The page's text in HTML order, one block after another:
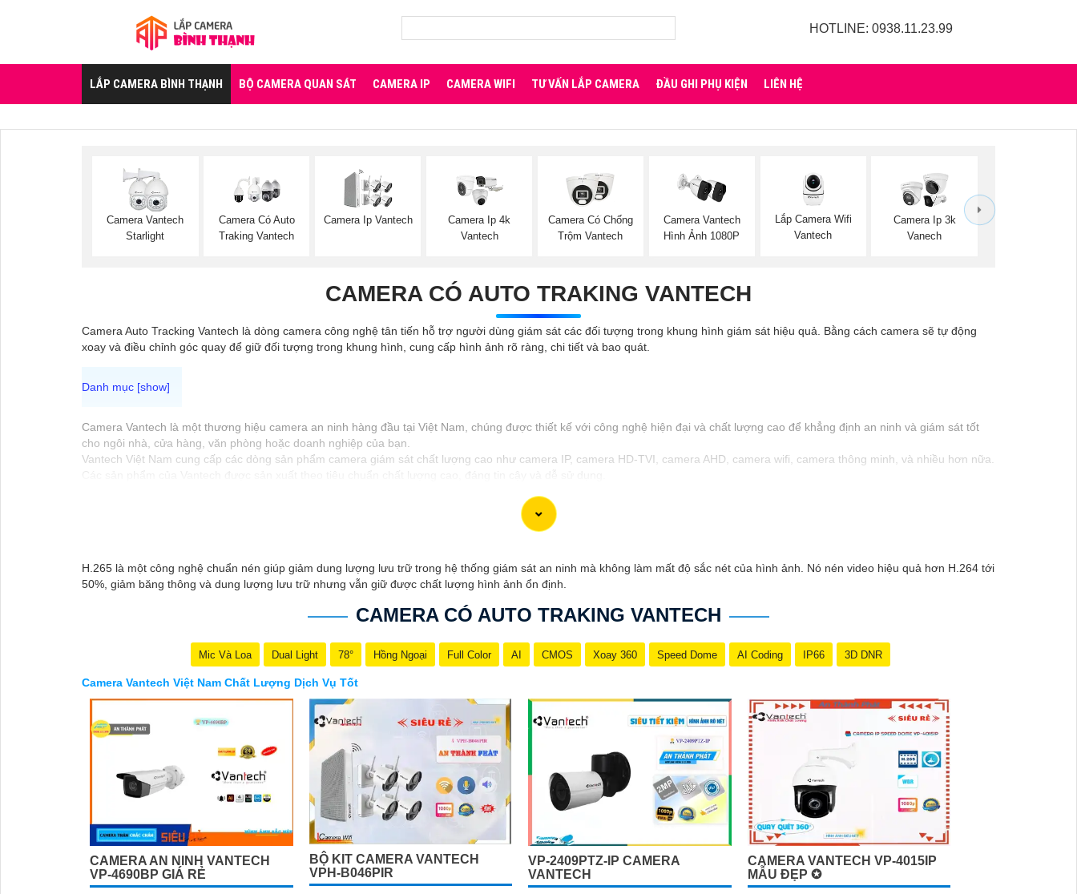
HOTLINE: 0938.11.23.99
LẮP CAMERA BÌNH THẠNH BỘ CAMERA QUAN SÁT CAMERA IP CAMERA WIFI TƯ VẤN LẮP CAMERA ĐẦU GHI PHỤ KIỆN LIÊN HỆ
Camera Vantech
Starlight
Camera Có Auto
Traking Vantech
Camera Ip Vantech
Camera Ip 4k
Vantech
Camera Có Chống
Trộm Vantech
Camera Vantech
Hình Ảnh 1080P
Lắp Camera Wifi
Vantech
Camera Ip 3k
Vanech
CAMERA CÓ AUTO TRAKING VANTECH
Camera Auto Tracking Vantech là dòng camera công nghệ tân tiến hỗ trợ người dùng giám sát các đối tượng trong khung hình giám sát hiệu quả. Bằng cách camera sẽ tự động
xoay và điều chỉnh góc quay để giữ đối tượng trong khung hình, cung cấp hình ảnh rõ ràng, chi tiết và bao quát.
Camera Vantech là một thương hiệu camera an ninh hàng đầu tại Việt Nam, chúng được thiết kế với công nghệ hiện đại và chất lượng cao để khẳng định an ninh và giám sát tốt
cho ngôi nhà, cửa hàng, văn phòng hoặc doanh nghiệp của bạn.
Vantech Việt Nam cung cấp các dòng sản phẩm camera giám sát chất lượng cao như camera IP, camera HD-TVI, camera AHD, camera wifi, camera thông minh, và nhiều hơn nữa.
Nếu bạn đang tìm kiếm một giải pháp giám sát an ninh tốt cho ngôi nhà hoặc doanh nghiệp của mình, Camera Vantech Việt Nam là một lựa chọn hàng đầu mà bạn có thể tin
H.265 là một công nghệ chuẩn nén giúp giảm dung lượng lưu trữ trong hệ thống giám sát an ninh mà không làm mất độ sắc nét của hình ảnh. Nó nén video hiệu quả hơn H.264 tới
50%, giảm băng thông và dung lượng lưu trữ nhưng vẫn giữ được chất lượng hình ảnh ổn định.
CAMERA CÓ AUTO TRAKING VANTECH
Mic Và Loa Dual Light 78° Hồng Ngoại Full Color AI CMOS Xoay 360 Speed Dome AI Coding IP66 3D DNR
Camera Vantech Việt Nam Chất Lượng Dịch Vụ Tốt
CAMERA AN NINH VANTECH
VP-4690BP GIÁ RẺ
BỘ KIT CAMERA VANTECH
VPH-B046PIR
VP-2409PTZ-IP CAMERA
VANTECH
CAMERA VANTECH VP-4015IP
MẪU ĐẸP ✪